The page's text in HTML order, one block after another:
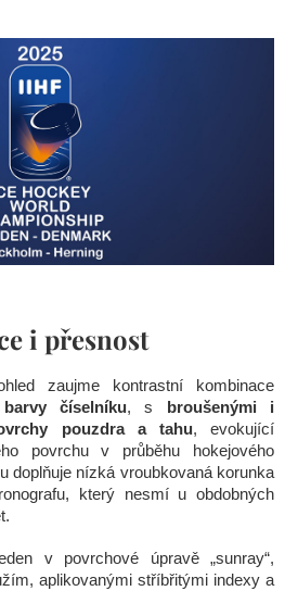
i přesnost
zaujme kontrastní kombinace
číselníku, s broušenými i
pouzdra a tahu, evokující
povrchu v průběhu hokejového
doplňuje nízká vroubkovaná korunka
který nesmí u obdobných
v povrchové úpravě „sunray“,
aplikovanými stříbřitými indexy a